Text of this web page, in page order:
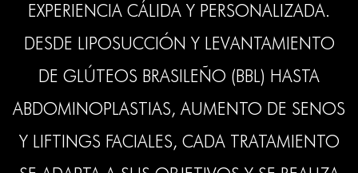
EXPERIENCIA CÁLIDA Y PERSONALIZADA.
DESDE LIPOSUCCIÓN Y LEVANTAMIENTO
DE GLÚTEOS BRASILEÑO (BBL) HASTA
ABDOMINOPLASTIAS, AUMENTO DE SENOS
Y LIFTINGS FACIALES, CADA TRATAMIENTO